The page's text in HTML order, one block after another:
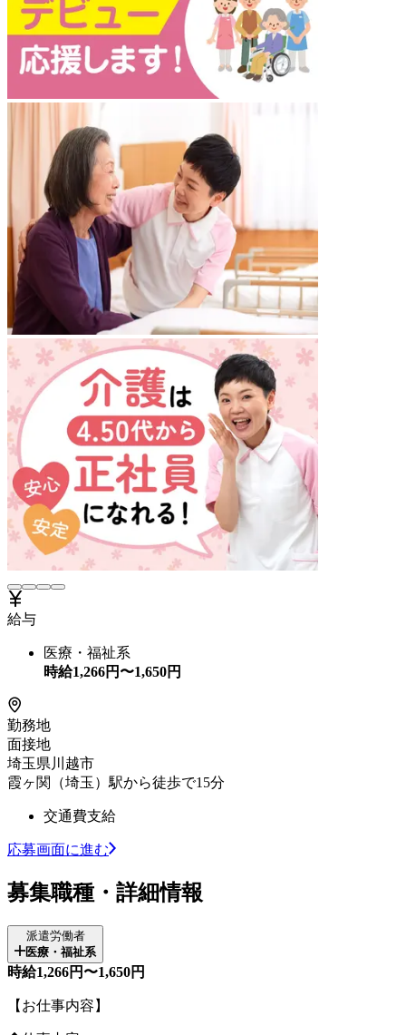
給与
医療・福祉系
時給1,266円〜1,650円
勤務地
面接地
埼玉県川越市
霞ヶ関（埼玉）駅から徒歩で15分
交通費支給
応募画面に進む
募集職種・詳細情報
派遣労働者
医療・福祉系
時給1,266円〜1,650円
【お仕事内容】